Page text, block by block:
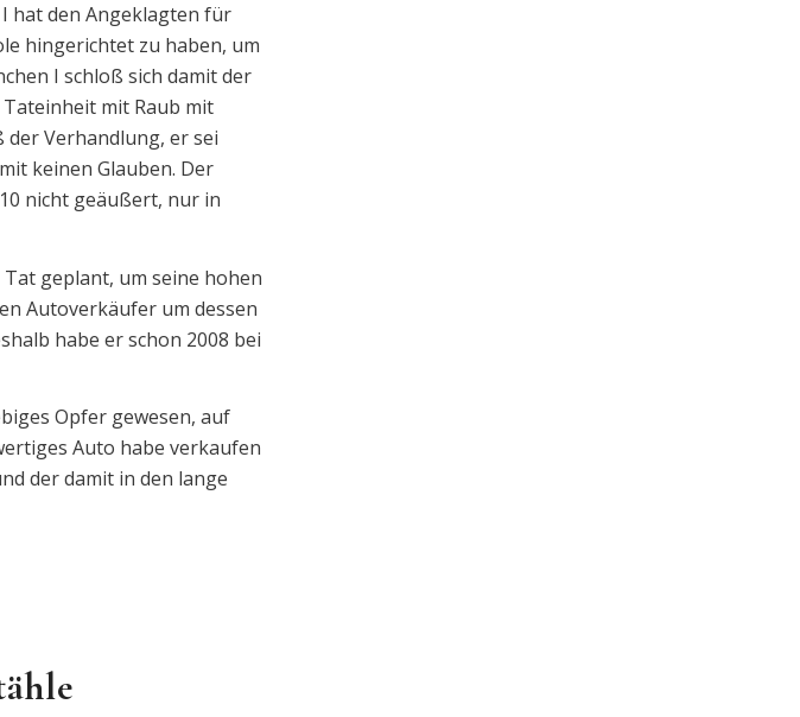
hat den Angeklagten für
hingerichtet zu haben, um
I schloß sich damit der
mit Raub mit
Verhandlung, er sei
keinen Glauben. Der
nicht geäußert, nur in
geplant, um seine hohen
Autoverkäufer um dessen
habe er schon 2008 bei
Opfer gewesen, auf
Auto habe verkaufen
der damit in den lange